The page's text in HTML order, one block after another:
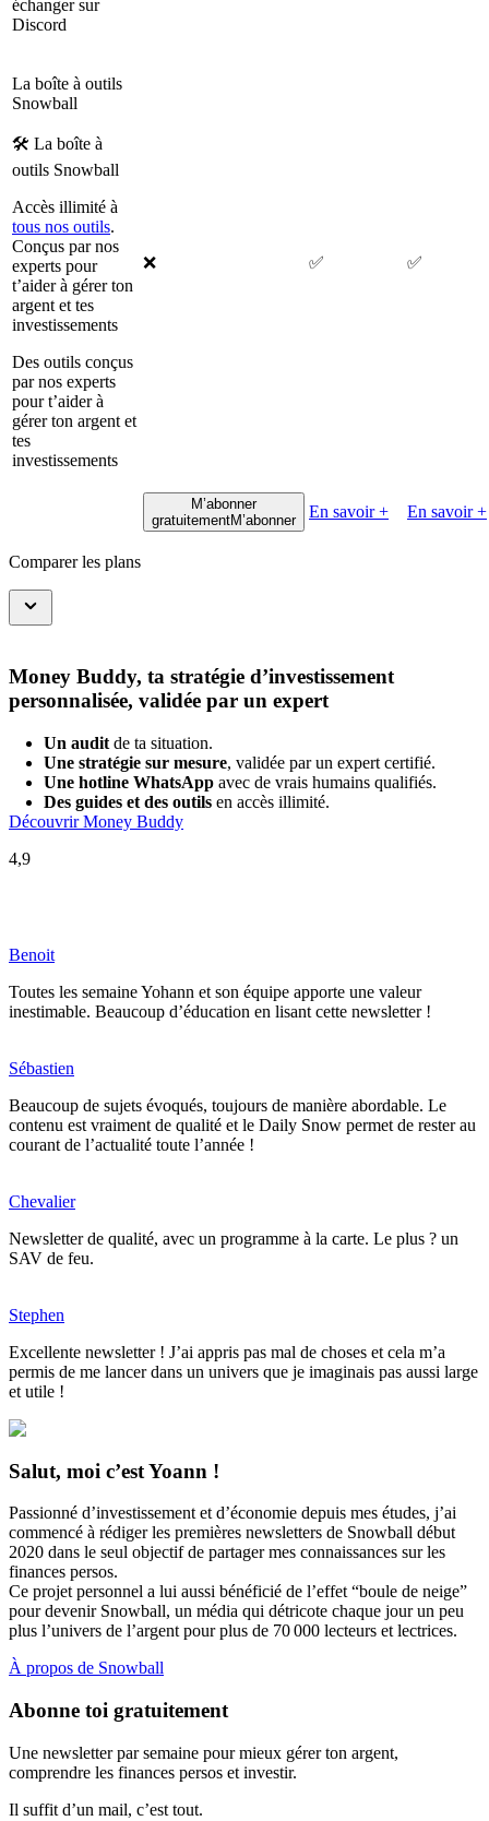
échanger sur
Discord
La boîte à outils
Snowball
🛠 La boîte à
outils Snowball
Accès illimité à
tous nos outils.
Conçus par nos
experts pour
t’aider à gérer ton
argent et tes
investissements
Des outils conçus
par nos experts
pour t’aider à
gérer ton argent et
tes
investissements
❌ ✅ ✅
M’abonner
gratuitementM’abonner En savoir + En savoir +
Comparer les plans
Money Buddy, ta stratégie d’investissement
personnalisée, validée par un expert
Un audit de ta situation.
Une stratégie sur mesure, validée par un expert certifié.
Une hotline WhatsApp avec de vrais humains qualifiés.
Des guides et des outils en accès illimité.
Découvrir Money Buddy
4,9
Benoit
Toutes les semaine Yohann et son équipe apporte une valeur
inestimable. Beaucoup d’éducation en lisant cette newsletter !
Sébastien
Beaucoup de sujets évoqués, toujours de manière abordable. Le
contenu est vraiment de qualité et le Daily Snow permet de rester au
courant de l’actualité toute l’année !
Chevalier
Newsletter de qualité, avec un programme à la carte. Le plus ? un
SAV de feu.
Stephen
Excellente newsletter ! J’ai appris pas mal de choses et cela m’a
permis de me lancer dans un univers que je imaginais pas aussi large
et utile !
Salut, moi c’est Yoann !
Passionné d’investissement et d’économie depuis mes études, j’ai
commencé à rédiger les premières newsletters de Snowball début
2020 dans le seul objectif de partager mes connaissances sur les
finances persos.
Ce projet personnel a lui aussi bénéficié de l’effet “boule de neige”
pour devenir Snowball, un média qui détricote chaque jour un peu
plus l’univers de l’argent pour plus de 70 000 lecteurs et lectrices.
À propos de Snowball
Abonne toi gratuitement
Une newsletter par semaine pour mieux gérer ton argent,
comprendre les finances persos et investir.
Il suffit d’un mail, c’est tout.